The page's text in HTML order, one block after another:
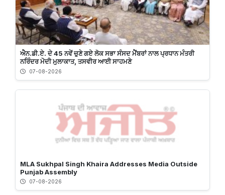
ਐਨ.ਡੀ.ਏ. ਦੇ 45 ਨਵੇਂ ਚੁਣੇ ਗਏ ਲੋਕ ਸਭਾ ਸੰਸਦ ਮੈਂਬਰਾਂ ਨਾਲ ਪ੍ਰਧਾਨ ਮੰਤਰੀ
ਨਰਿੰਦਰ ਮੋਦੀ ਮੁਲਾਕਾਤ, ਤਸਵੀਰ ਆਈ ਸਾਹਮਣੇ
07-08-2026
MLA Sukhpal Singh Khaira Addresses Media Outside
Punjab Assembly
07-08-2026